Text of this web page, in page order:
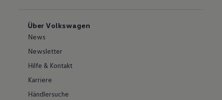
Über Volkswagen
News
Newsletter
Hilfe & Kontakt
Karriere
Händlersuche